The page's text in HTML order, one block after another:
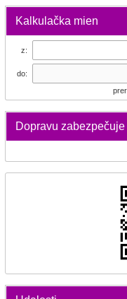
Kalkulačka mien
z:
do:
Dopravu zabezpečuje